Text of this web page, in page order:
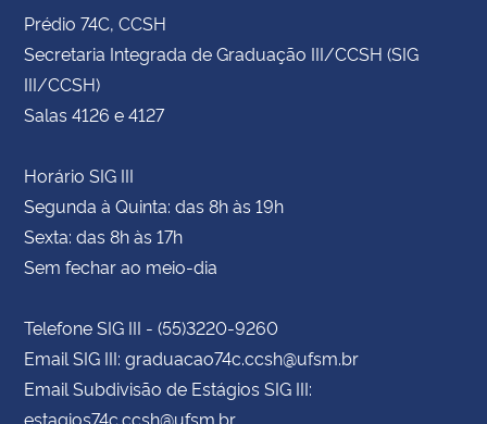
Prédio 74C, CCSH
Secretaria Integrada de Graduação III/CCSH (SIG
III/CCSH)
Salas 4126 e 4127
Horário SIG III
Segunda à Quinta: das 8h às 19h
Sexta: das 8h às 17h
Sem fechar ao meio-dia
Telefone SIG III - (55)3220-9260
Email SIG III: graduacao74c.ccsh@ufsm.br
Email Subdivisão de Estágios SIG III:
estagios74c.ccsh@ufsm.br